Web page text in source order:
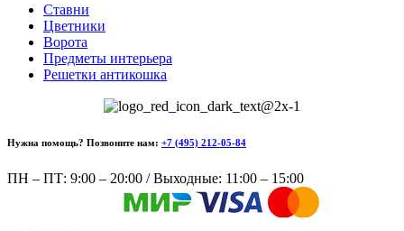
Ставни
Цветники
Ворота
Предметы интерьера
Решетки антикошка
Нужна помощь? Позвоните нам: +7 (495) 212-05-84
ПН – ПТ: 9:00 – 20:00 / Выходные: 11:00 – 15:00